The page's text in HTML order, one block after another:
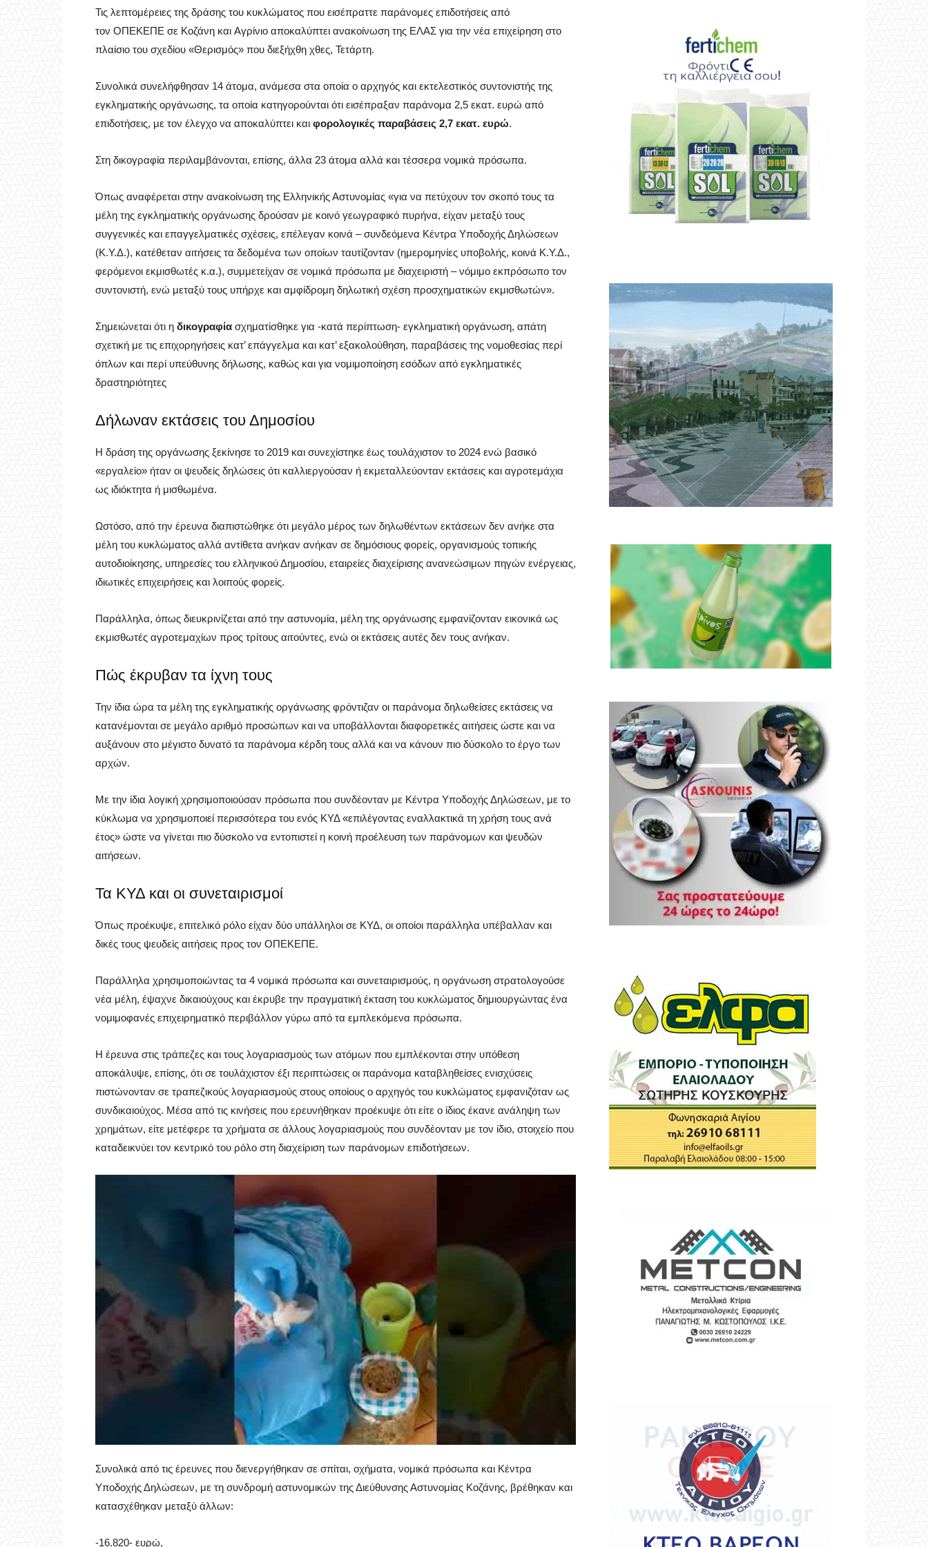
Τις λεπτομέρειες της δράσης του κυκλώματος που εισέπραττε παράνομες επιδοτήσεις από
τον ΟΠΕΚΕΠΕ σε Κοζάνη και Αγρίνιο αποκαλύπτει ανακοίνωση της ΕΛΑΣ για την νέα επιχείρηση στο
πλαίσιο του σχεδίου «Θερισμός» που διεξήχθη χθες, Τετάρτη.
Συνολικά συνελήφθησαν 14 άτομα, ανάμεσα στα οποία ο αρχηγός και εκτελεστικός συντονιστής της
εγκληματικής οργάνωσης, τα οποία κατηγορούνται ότι εισέπραξαν παράνομα 2,5 εκατ. ευρώ από
επιδοτήσεις, με τον έλεγχο να αποκαλύπτει και φορολογικές παραβάσεις 2,7 εκατ. ευρώ.
Στη δικογραφία περιλαμβάνονται, επίσης, άλλα 23 άτομα αλλά και τέσσερα νομικά πρόσωπα.
Όπως αναφέρεται στην ανακοίνωση της Ελληνικής Αστυνομίας «για να πετύχουν τον σκοπό τους τα
μέλη της εγκληματικής οργάνωσης δρούσαν με κοινό γεωγραφικό πυρήνα, είχαν μεταξύ τους
συγγενικές και επαγγελματικές σχέσεις, επέλεγαν κοινά – συνδεόμενα Κέντρα Υποδοχής Δηλώσεων
(Κ.Υ.Δ.), κατέθεταν αιτήσεις τα δεδομένα των οποίων ταυτίζονταν (ημερομηνίες υποβολής, κοινά Κ.Υ.Δ.,
φερόμενοι εκμισθωτές κ.α.), συμμετείχαν σε νομικά πρόσωπα με διαχειριστή – νόμιμο εκπρόσωπο τον
συντονιστή, ενώ μεταξύ τους υπήρχε και αμφίδρομη δηλωτική σχέση προσχηματικών εκμισθωτών».
Σημειώνεται ότι η δικογραφία σχηματίσθηκε για -κατά περίπτωση- εγκληματική οργάνωση, απάτη
σχετική με τις επιχορηγήσεις κατ’ επάγγελμα και κατ’ εξακολούθηση, παραβάσεις της νομοθεσίας περί
όπλων και περί υπεύθυνης δήλωσης, καθώς και για νομιμοποίηση εσόδων από εγκληματικές
δραστηριότητες
Δήλωναν εκτάσεις του Δημοσίου
Η δράση της οργάνωσης ξεκίνησε το 2019 και συνεχίστηκε έως τουλάχιστον το 2024 ενώ βασικό
«εργαλείο» ήταν οι ψευδείς δηλώσεις ότι καλλιεργούσαν ή εκμεταλλεύονταν εκτάσεις και αγροτεμάχια
ως ιδιόκτητα ή μισθωμένα.
Ωστόσο, από την έρευνα διαπιστώθηκε ότι μεγάλο μέρος των δηλωθέντων εκτάσεων δεν ανήκε στα
μέλη του κυκλώματος αλλά αντίθετα ανήκαν ανήκαν σε δημόσιους φορείς, οργανισμούς τοπικής
αυτοδιοίκησης, υπηρεσίες του ελληνικού Δημοσίου, εταιρείες διαχείρισης ανανεώσιμων πηγών ενέργειας,
ιδιωτικές επιχειρήσεις και λοιπούς φορείς.
Παράλληλα, όπως διευκρινίζεται από την αστυνομία, μέλη της οργάνωσης εμφανίζονταν εικονικά ως
εκμισθωτές αγροτεμαχίων προς τρίτους αιτούντες, ενώ οι εκτάσεις αυτές δεν τους ανήκαν.
Πώς έκρυβαν τα ίχνη τους
Την ίδια ώρα τα μέλη της εγκληματικής οργάνωσης φρόντιζαν οι παράνομα δηλωθείσες εκτάσεις να
κατανέμονται σε μεγάλο αριθμό προσώπων και να υποβάλλονται διαφορετικές αιτήσεις ώστε και να
αυξάνουν στο μέγιστο δυνατό τα παράνομα κέρδη τους αλλά και να κάνουν πιο δύσκολο το έργο των
αρχών.
Με την ίδια λογική χρησιμοποιούσαν πρόσωπα που συνδέονταν με Κέντρα Υποδοχής Δηλώσεων, με το
κύκλωμα να χρησιμοποιεί περισσότερα του ενός ΚΥΔ «επιλέγοντας εναλλακτικά τη χρήση τους ανά
έτος» ώστε να γίνεται πιο δύσκολο να εντοπιστεί η κοινή προέλευση των παράνομων και ψευδών
αιτήσεων.
Τα ΚΥΔ και οι συνεταιρισμοί
Όπως προέκυψε, επιτελικό ρόλο είχαν δύο υπάλληλοι σε ΚΥΔ, οι οποίοι παράλληλα υπέβαλλαν και
δικές τους ψευδείς αιτήσεις προς τον ΟΠΕΚΕΠΕ.
Παράλληλα χρησιμοποιώντας τα 4 νομικά πρόσωπα και συνεταιρισμούς, η οργάνωση στρατολογούσε
νέα μέλη, έψαχνε δικαιούχους και έκρυβε την πραγματική έκταση του κυκλώματος δημιουργώντας ένα
νομιμοφανές επιχειρηματικό περιβάλλον γύρω από τα εμπλεκόμενα πρόσωπα.
Η έρευνα στις τράπεζες και τους λογαριασμούς των ατόμων που εμπλέκονται στην υπόθεση
αποκάλυψε, επίσης, ότι σε τουλάχιστον έξι περιπτώσεις οι παράνομα καταβληθείσες ενισχύσεις
πιστώνονταν σε τραπεζικούς λογαριασμούς στους οποίους ο αρχηγός του κυκλώματος εμφανιζόταν ως
συνδικαιούχος. Μέσα από τις κινήσεις που ερευνήθηκαν προέκυψε ότι είτε ο ίδιος έκανε ανάληψη των
χρημάτων, είτε μετέφερε τα χρήματα σε άλλους λογαριασμούς που συνδέονταν με τον ίδιο, στοιχείο που
καταδεικνύει τον κεντρικό του ρόλο στη διαχείριση των παράνομων επιδοτήσεων.
Συνολικά από τις έρευνες που διενεργήθηκαν σε σπίται, οχήματα, νομικά πρόσωπα και Κέντρα
Υποδοχής Δηλώσεων, με τη συνδρομή αστυνομικών της Διεύθυνσης Αστυνομίας Κοζάνης, βρέθηκαν και
κατασχέθηκαν μεταξύ άλλων:
-16.820- ευρώ,